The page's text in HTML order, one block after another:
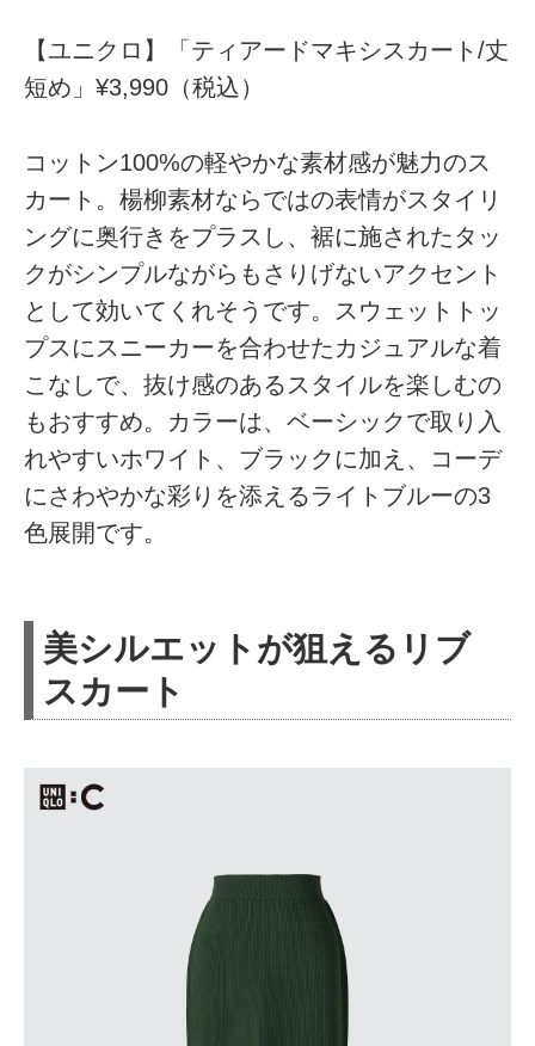
【ユニクロ】「ティアードマキシスカート/丈
短め」¥3,990（税込）
コットン100%の軽やかな素材感が魅力のス
カート。楊柳素材ならではの表情がスタイリ
ングに奥行きをプラスし、裾に施されたタッ
クがシンプルながらもさりげないアクセント
として効いてくれそうです。スウェットトッ
プスにスニーカーを合わせたカジュアルな着
こなしで、抜け感のあるスタイルを楽しむの
もおすすめ。カラーは、ベーシックで取り入
れやすいホワイト、ブラックに加え、コーデ
にさわやかな彩りを添えるライトブルーの3
色展開です。
美シルエットが狙えるリブ
スカート